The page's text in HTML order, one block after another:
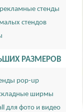
стенды
стендов
РАЗМЕРОВ
pop-up
ширмы
для фото и видео